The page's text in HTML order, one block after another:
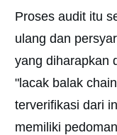
Proses audit itu
ulang dan
yang diharapkan
"lacak balak
terverifikasi dari
memiliki